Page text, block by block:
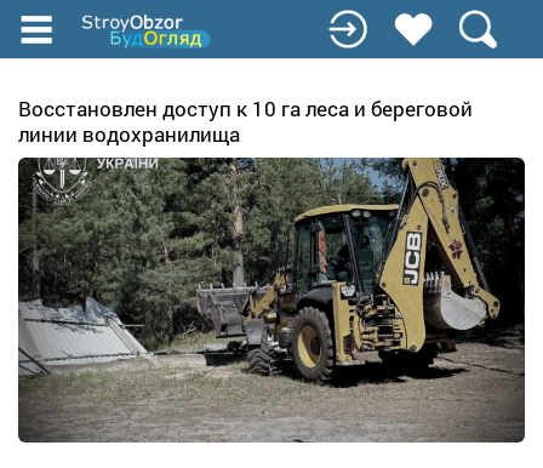
Перейти
содержанию
Восстановлен доступ к 10 га леса и береговой
линии водохранилища